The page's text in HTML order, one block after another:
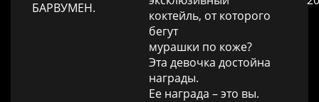
БАРВУМЕН.
коктейль, от которого
бегут
мурашки по коже?
Эта девочка достойна
награды.
Ее награда – это вы.